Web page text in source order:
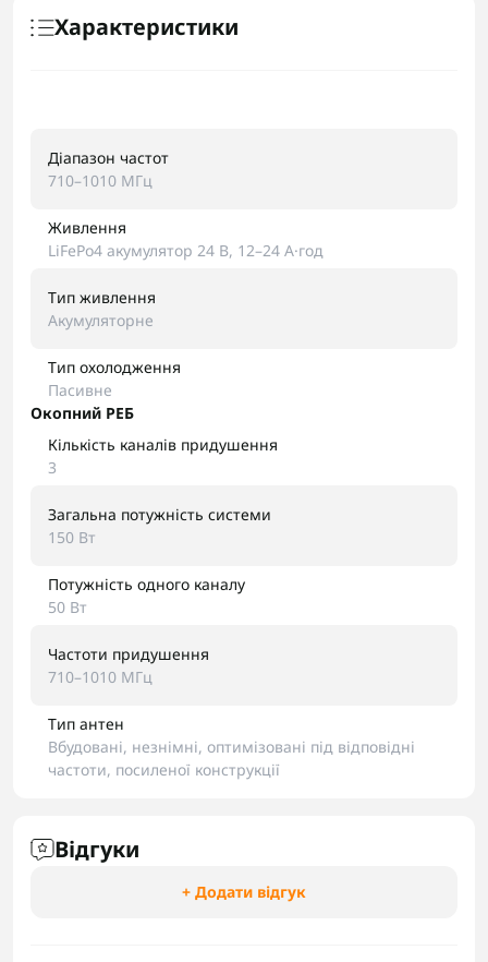
Характеристики
Діапазон частот
710–1010 МГц
Живлення
LiFePo4 акумулятор 24 В, 12–24 А·год
Тип живлення
Акумуляторне
Тип охолодження
Пасивне
Окопний РЕБ
Кількість каналів придушення
3
Загальна потужність системи
150 Вт
Потужність одного каналу
50 Вт
Частоти придушення
710–1010 МГц
Тип антен
Вбудовані, незнімні, оптимізовані під відповідні
частоти, посиленої конструкції
Відгуки
+ Додати відгук